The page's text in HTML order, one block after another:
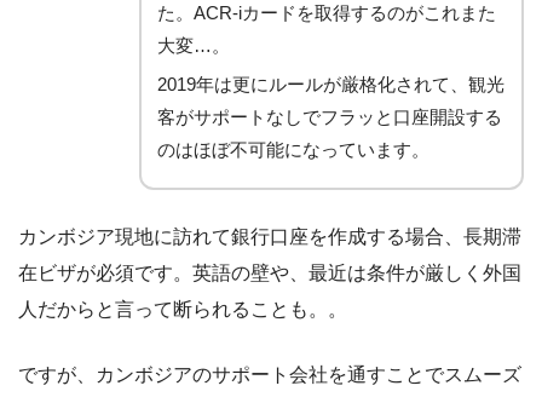
た。ACR-iカードを取得するのがこれまた
大変…。
2019年は更にルールが厳格化されて、観光
客がサポートなしでフラッと口座開設する
のはほぼ不可能になっています。
カンボジア現地に訪れて銀行口座を作成する場合、長期滞
在ビザが必須です。英語の壁や、最近は条件が厳しく外国
人だからと言って断られることも。。
ですが、カンボジアのサポート会社を通すことでスムーズ